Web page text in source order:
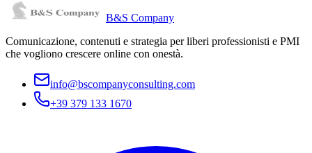
B&S Company
Comunicazione, contenuti e strategia per liberi professionisti e PMI
che vogliono crescere online con onestà.
info@bscompanyconsulting.com
+39 379 133 1670